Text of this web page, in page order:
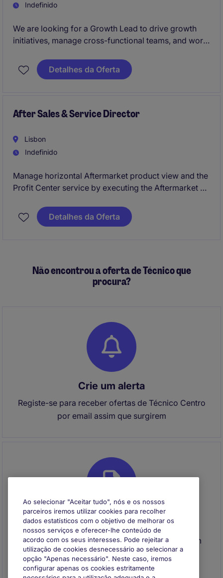
Indefinido
We are looking for a Growth Lead to drive growth
initiatives, manage cross-functional teams, and work
startup. This is an opportunity to combine strategic
thinking, innovation, data-driven decision-making,
business.
Detalhes da Oferta
After Sales & Service Director
Lisbon
Indefinido
Manage horizontal Aftermarket product view and the
Profit Center service by executing the Aftermarket &
Drive Aftermarket & Service as a role model for
'indirect' ALGs within the region.
Detalhes da Oferta
Não encontrou a oferta de Técnico que
procura?
Crie um alerta
Registe-se para receber ofertas de Técnico Centro
por email assim que surgirem
Envie o seu CV
Envie o seu CV para se registar e entraremos em
contacto consigo quando surgir uma
oportunidade que se adeque ao seu perfil
Ao selecionar "Aceitar tudo", nós e os nossos
parceiros iremos utilizar cookies para recolher
dados estatísticos com o objetivo de melhorar os
nossos serviços e oferecer-lhe conteúdo de
acordo com os seus interesses. Pode rejeitar a
utilização de cookies desnecessário ao selecionar a
opção "Apenas necessário". Neste caso, iremos
configurar apenas os cookies estritamente